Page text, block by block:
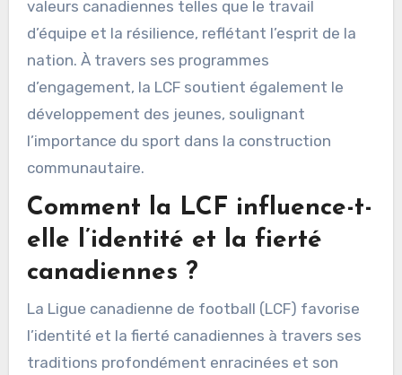
valeurs canadiennes telles que le travail
d’équipe et la résilience, reflétant l’esprit de la
nation. À travers ses programmes
d’engagement, la LCF soutient également le
développement des jeunes, soulignant
l’importance du sport dans la construction
communautaire.
Comment la LCF influence-t-
elle l’identité et la fierté
canadiennes ?
La Ligue canadienne de football (LCF) favorise
l’identité et la fierté canadiennes à travers ses
traditions profondément enracinées et son